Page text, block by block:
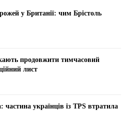
у Британії: чим Брістоль
продовжити тимчасовий
лист
українців із TPS втратила